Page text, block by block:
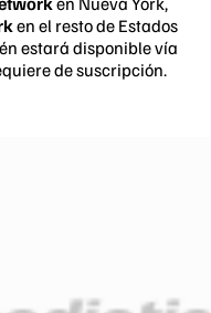
en el resto de Estados
estará disponible vía
de suscripción.